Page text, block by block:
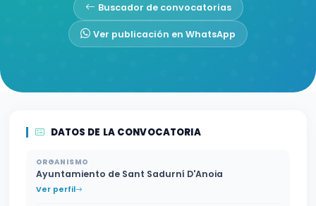
Buscador de convocatorias
Ver publicación en WhatsApp
DATOS DE LA CONVOCATORIA
ORGANISMO
Ayuntamiento de Sant Sadurní D'Anoia
Ver perfil